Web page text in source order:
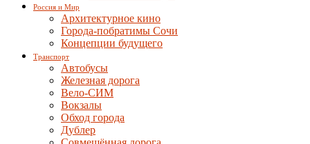
Россия и Мир
Архитектурное кино
Города-побратимы Сочи
Концепции будущего
Транспорт
Автобусы
Железная дорога
Вело-СИМ
Вокзалы
Обход города
Дублер